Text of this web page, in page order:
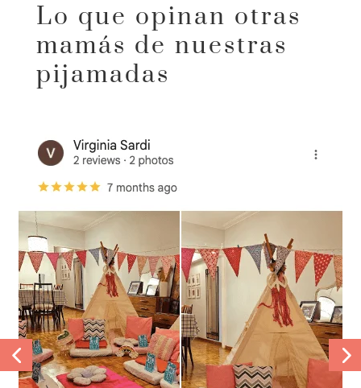
Lo que opinan otras
mamás de nuestras
pijamadas